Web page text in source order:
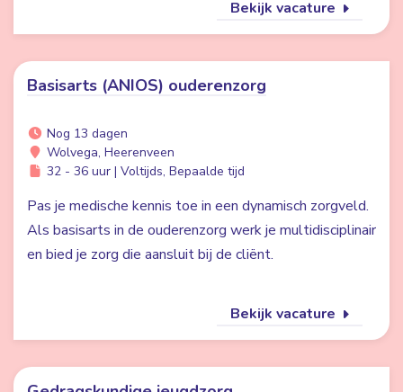
Bekijk vacature
Basisarts (ANIOS) ouderenzorg
Nog 13 dagen
Wolvega, Heerenveen
32 - 36 uur | Voltijds, Bepaalde tijd
Pas je medische kennis toe in een dynamisch zorgveld.
Als basisarts in de ouderenzorg werk je multidisciplinair
en bied je zorg die aansluit bij de cliënt.
Bekijk vacature